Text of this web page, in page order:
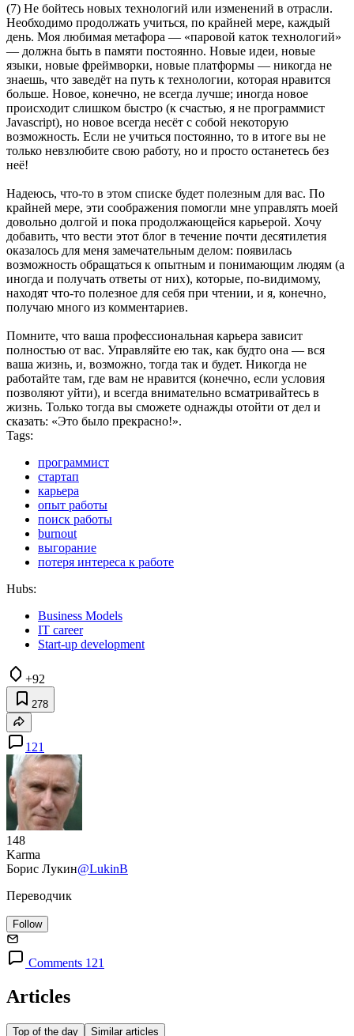
(7) Не бойтесь новых технологий или изменений в отрасли.
Необходимо продолжать учиться, по крайней мере, каждый
день. Моя любимая метафора — «паровой каток технологий»
— должна быть в памяти постоянно. Новые идеи, новые
языки, новые фреймворки, новые платформы — никогда не
знаешь, что заведёт на путь к технологии, которая нравится
больше. Новое, конечно, не всегда лучше; иногда новое
происходит слишком быстро (к счастью, я не программист
Javascript), но новое всегда несёт с собой некоторую
возможность. Если не учиться постоянно, то в итоге вы не
только невзлюбите свою работу, но и просто останетесь без
неё!
Надеюсь, что-то в этом списке будет полезным для вас. По
крайней мере, эти соображения помогли мне управлять моей
довольно долгой и пока продолжающейся карьерой. Хочу
добавить, что вести этот блог в течение почти десятилетия
оказалось для меня замечательным делом: появилась
возможность обращаться к опытным и понимающим людям (а
иногда и получать ответы от них), которые, по-видимому,
находят что-то полезное для себя при чтении, и я, конечно,
получаю много из комментариев.
Помните, что ваша профессиональная карьера зависит
полностью от вас. Управляйте ею так, как будто она — вся
ваша жизнь, и, возможно, тогда так и будет. Никогда не
работайте там, где вам не нравится (конечно, если условия
позволяют уйти), и всегда внимательно всматривайтесь в
жизнь. Только тогда вы сможете однажды отойти от дел и
сказать: «Это было прекрасно!».
Tags:
программист
стартап
карьера
опыт работы
поиск работы
burnout
выгорание
потеря интереса к работе
Hubs:
Business Models
IT career
Start-up development
+92
278
121
148
Karma
Борис Лукин@LukinB
Переводчик
Follow
Comments 121
Articles
Top of the day Similar articles